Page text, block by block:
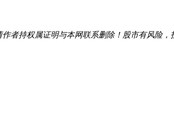
者持权属证明与本网联系删除！股市有风险